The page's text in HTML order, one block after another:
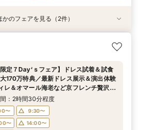
り
と一緒の結婚式】大切な家族も一緒の結
提案
〜
9:30〜
〜
15:00〜
電話予約のみ
り
試着付】憧れのDESTINY LINE★最高峰
験付フェア
〜
10:00〜
〜
15:00〜
〜
電話予約のみ
かのフェアを見る（2件）
限定７Day‘ｓフェア】ドレス試着＆試食
170万特典／最新ドレス展示＆演出体験
レ＆オマール海老など京フレンチ贅沢試
ブライダルフェア
：2時間30分程度
〜
9:30〜
〜
14:00〜